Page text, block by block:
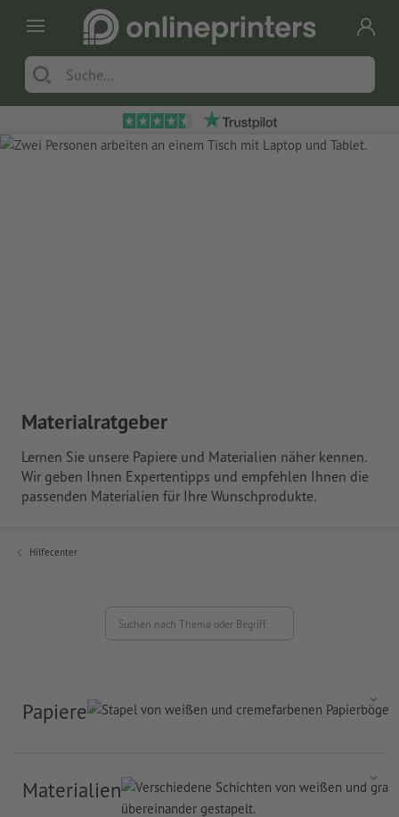
Materialratgeber
Lernen Sie unsere Papiere und Materialien näher kennen.
Wir geben Ihnen Expertentipps und empfehlen Ihnen die
passenden Materialien für Ihre Wunschprodukte.
Hilfecenter
Suchen nach Thema oder Begriff
Papiere
Materialien